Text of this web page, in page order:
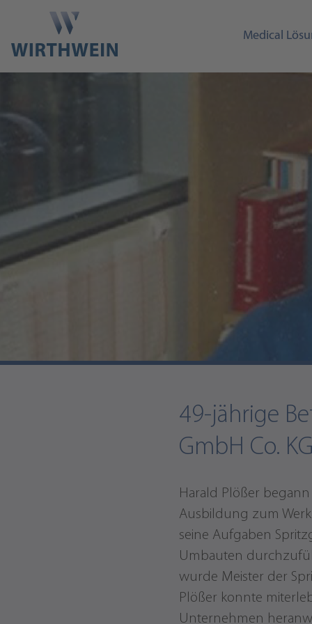
Medical
Die
Harald
49-jährige
GmbH Co.
Harald Plößer
Ausbildung zum
seine Aufgaben
Umbauten
wurde Meister der
Plößer konnte
Unternehmen